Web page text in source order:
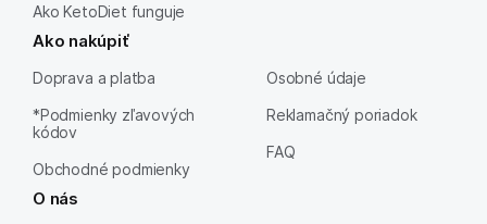
Ako KetoDiet funguje
Ako nakúpiť
Doprava a platba
*Podmienky zľavových
kódov
Obchodné podmienky
Osobné údaje
Reklamačný poriadok
FAQ
O nás